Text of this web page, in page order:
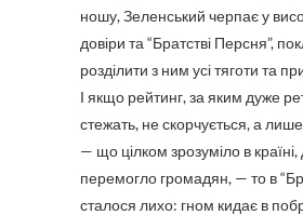
ношу, Зеленський черпає у
довіри та “Братстві Персня”,
розділити з ним усі тяготи та
І якщо рейтинг, за яким дуже
стежать, не скорчується, а
— що цілком зрозуміло в
перемогло громадян, — то в
сталося лихо: гном кидає в